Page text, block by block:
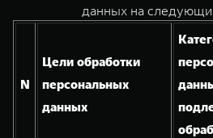
WEY 07
Расширяя границы комфорта
TANK Лизинг
Цифровые сервисы TANK
данных на
N
Цели обработки
персональных
данных